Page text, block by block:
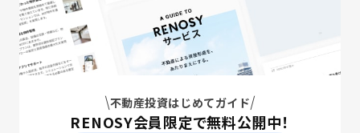
不動産投資はじめてガイド
RENOSY会員限定で無料公開中！